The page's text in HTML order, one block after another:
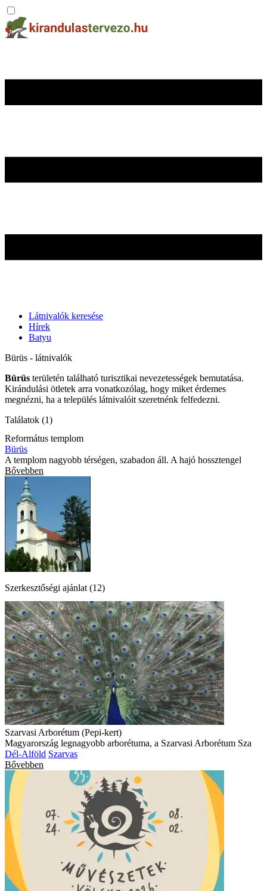
Látnivalók keresése
Hírek
Batyu
Bürüs - látnivalók
Bürüs területén található turisztikai nevezetességek bemutatása.
Kirándulási ötletek arra vonatkozólag, hogy miket érdemes
megnézni, ha a település látnivalóit szeretnénk felfedezni.
Találatok (1)
Református templom
Bürüs
A templom nagyobb térségen, szabadon áll. A hajó hossztengel
Bővebben
Szerkesztőségi ajánlat (12)
Szarvasi Arborétum (Pepi-kert)
Magyarország legnagyobb arborétuma, a Szarvasi Arborétum Sza
Dél-Alföld Szarvas
Bővebben